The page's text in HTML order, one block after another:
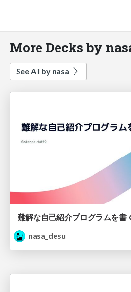
More Decks by
See All by nasa
難解な自己紹介プログラムを書
nasa_desu